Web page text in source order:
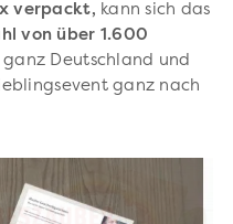
verpackt, kann sich das
von über 1.600
ganz Deutschland und
ganz nach